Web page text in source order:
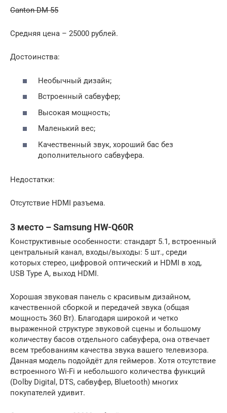
Canton DM 55
Средняя цена – 25000 рублей.
Достоинства:
Необычный дизайн;
Встроенный сабвуфер;
Высокая мощность;
Маленький вес;
Качественный звук, хороший бас без
дополнительного сабвуфера.
Недостатки:
Отсутствие HDMI разъема.
3 место – Samsung HW-Q60R
Конструктивные особенности: стандарт 5.1, встроенный
центральный канал, входы/выходы: 5 шт., среди
которых стерео, цифровой оптический и HDMI в ход,
USB Type A, выход HDMI.
Хорошая звуковая панель с красивым дизайном,
качественной сборкой и передачей звука (общая
мощность 360 Вт). Благодаря широкой и четко
выраженной структуре звуковой сцены и большому
количеству басов отдельного сабвуфера, она отвечает
всем требованиям качества звука вашего телевизора.
Данная модель подойдёт для геймеров. Хотя отсутствие
встроенного Wi-Fi и небольшого количества функций
(Dolby Digital, DTS, сабвуфер, Bluetooth) многих
покупателей удивит.